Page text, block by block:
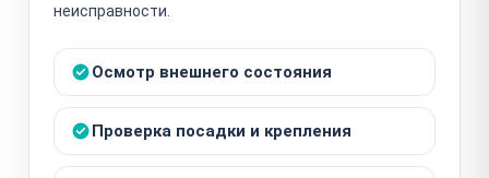
неисправности.
Осмотр внешнего состояния
Проверка посадки и крепления